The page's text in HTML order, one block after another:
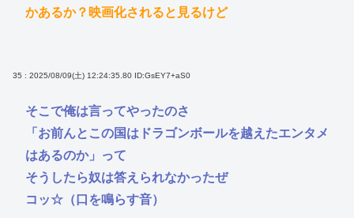
かあるか？映画化されると見るけど
35 : 2025/08/09(土) 12:24:35.80 ID:GsEY7+aS0
そこで俺は言ってやったのさ
「お前んとこの国はドラゴンボールを越えたエンタメ
はあるのか」って
そうしたら奴は答えられなかったぜ
コッ☆（口を鳴らす音）